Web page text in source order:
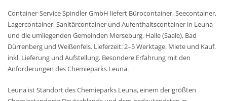
Container-Service Spindler GmbH liefert Bürocontainer, Seecontainer,
Lagercontainer, Sanitärcontainer und Aufenthaltscontainer in Leuna
und die umliegenden Gemeinden Merseburg, Halle (Saale), Bad
Dürrenberg und Weißenfels. Lieferzeit: 2–5 Werktage. Miete und Kauf,
inkl. Lieferung und Aufstellung. Besondere Erfahrung mit den
Anforderungen des Chemieparks Leuna.
Leuna ist Standort des Chemieparks Leuna, einem der größten